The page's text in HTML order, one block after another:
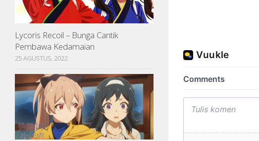
Lycoris Recoil – Bunga Cantik
Pembawa Kedamaian
25 AGUSTUS, 2022